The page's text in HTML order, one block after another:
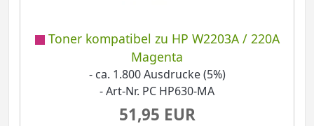
Toner kompatibel zu HP W2203A / 220A
Magenta
- ca. 1.800 Ausdrucke (5%)
- Art-Nr. PC HP630-MA
51,95 EUR